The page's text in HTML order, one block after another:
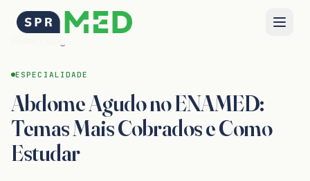
ESPECIALIDADE
Abdome Agudo no ENAMED:
Temas Mais Cobrados e Como
Estudar